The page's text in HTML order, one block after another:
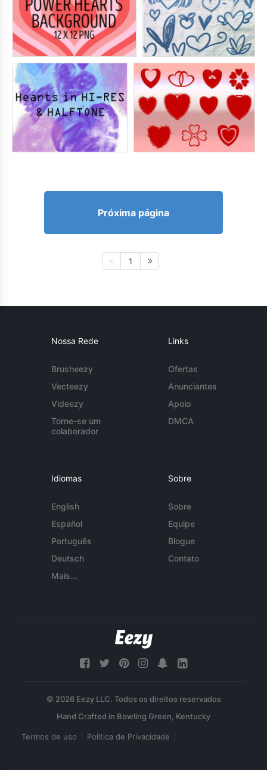
Próxima página
1
Nossa Rede
Brusheezy
Vecteezy
Videezy
Torne-se um
colaborador
Links
Ofertas
Anunciantes
Apoio
DMCA
Idiomas
English
Español
Português
Deutsch
Mais...
Sobre
Sobre
Equipe
Blogue
Contato
© 2026 Eezy LLC. Todos os direitos reservados
Termos de uso Política de Privacidade